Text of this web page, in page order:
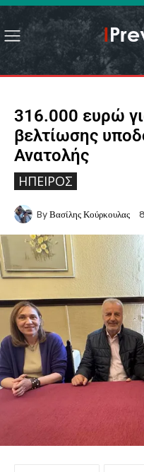
316.000 ευρώ
βελτίωσης
Ανατολής
ΉΠΕΙΡΟΣ
By Βασίλης Κούρκουλας